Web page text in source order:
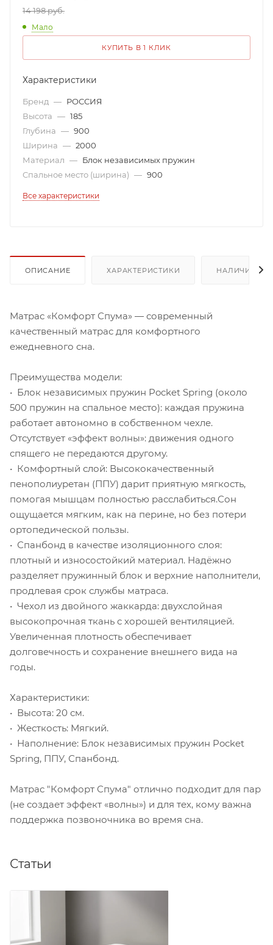
14 198 руб.
Мало
КУПИТЬ В 1 КЛИК
Характеристики
Бренд — РОССИЯ
Высота — 185
Глубина — 900
Ширина — 2000
Материал — Блок независимых пружин
Спальное место (ширина) — 900
Все характеристики
ОПИСАНИЕ ХАРАКТЕРИСТИКИ НАЛИЧИЕ
Матрас «Комфорт Спума» — современный
качественный матрас для комфортного
ежедневного сна.
Преимущества модели:
• Блок независимых пружин Pocket Spring (около
500 пружин на спальное место): каждая пружина
работает автономно в собственном чехле.
Отсутствует «эффект волны»: движения одного
спящего не передаются другому.
• Комфортный слой: Высококачественный
пенополиуретан (ППУ) дарит приятную мягкость,
помогая мышцам полностью расслабиться.Сон
ощущается мягким, как на перине, но без потери
ортопедической пользы.
• Спанбонд в качестве изоляционного слоя:
плотный и износостойкий материал. Надёжно
разделяет пружинный блок и верхние наполнители,
продлевая срок службы матраса.
• Чехол из двойного жаккарда: двухслойная
высокопрочная ткань с хорошей вентиляцией.
Увеличенная плотность обеспечивает
долговечность и сохранение внешнего вида на
годы.
Характеристики:
• Высота: 20 см.
• Жесткость: Мягкий.
• Наполнение: Блок независимых пружин Pocket
Spring, ППУ, Спанбонд.
Матрас "Комфорт Спума" отлично подходит для пар
(не создает эффект «волны») и для тех, кому важна
поддержка позвоночника во время сна.
Статьи